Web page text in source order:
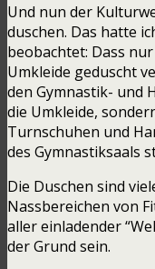
Und nun der
duschen. Das hatte
beobachtet: Dass
Umkleide geduscht
den Gymnastik- und
die Umkleide,
Turnschuhen und
des Gymnastiksaals
Die Duschen sind
Nassbereichen von
aller einladender
der Grund sein.